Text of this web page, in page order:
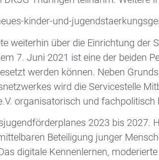
kinder-und-
weiterhin über die Einrichtung der
7. Juni 2021 ist eine der beiden
werden können. Neben
wird die Servicestelle
organisatorisch und
2023 bis 2027.
Beteiligung junger
digitale Kennenlernen,